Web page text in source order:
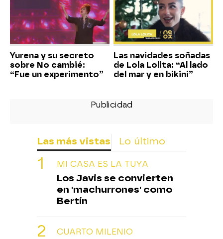
Yurena y su secreto
sobre No cambié:
“Fue un experimento”
Las navidades soñadas
de Lola Lolita: “Al lado
del mar y en bikini”
Las más vistas Lo último
MI CASA ES LA TUYA
Los Javis se convierten
en 'machurrones' como
Bertín
CUARTO MILENIO